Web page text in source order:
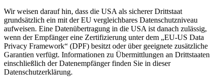
Wir weisen darauf hin, dass die USA als sicherer Drittstaat
grundsätzlich ein mit der EU vergleichbares Datenschutzniveau
aufweisen. Eine Datenübertragung in die USA ist danach zulässig,
wenn der Empfänger eine Zertifizierung unter dem „EU-US Data
Privacy Framework“ (DPF) besitzt oder über geeignete zusätzliche
Garantien verfügt. Informationen zu Übermittlungen an Drittstaaten
einschließlich der Datenempfänger finden Sie in dieser
Datenschutzerklärung.